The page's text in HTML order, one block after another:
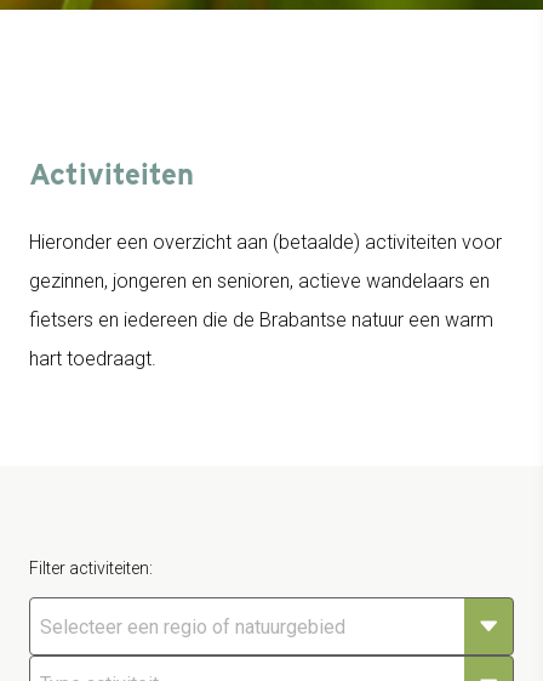
Activiteiten
Hieronder een overzicht aan (betaalde) activiteiten voor
gezinnen, jongeren en senioren, actieve wandelaars en
fietsers en iedereen die de Brabantse natuur een warm
hart toedraagt.
Filter activiteiten:
Selecteer een regio of natuurgebied